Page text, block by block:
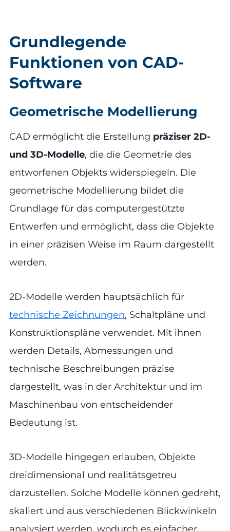
Grundlegende
Funktionen von CAD-
Software
Geometrische Modellierung
CAD ermöglicht die Erstellung präziser 2D-
und 3D-Modelle, die die Geometrie des
entworfenen Objekts widerspiegeln. Die
geometrische Modellierung bildet die
Grundlage für das computergestützte
Entwerfen und ermöglicht, dass die Objekte
in einer präzisen Weise im Raum dargestellt
werden.
2D-Modelle werden hauptsächlich für
technische Zeichnungen, Schaltpläne und
Konstruktionspläne verwendet. Mit ihnen
werden Details, Abmessungen und
technische Beschreibungen präzise
dargestellt, was in der Architektur und im
Maschinenbau von entscheidender
Bedeutung ist.
3D-Modelle hingegen erlauben, Objekte
dreidimensional und realitätsgetreu
darzustellen. Solche Modelle können gedreht,
skaliert und aus verschiedenen Blickwinkeln